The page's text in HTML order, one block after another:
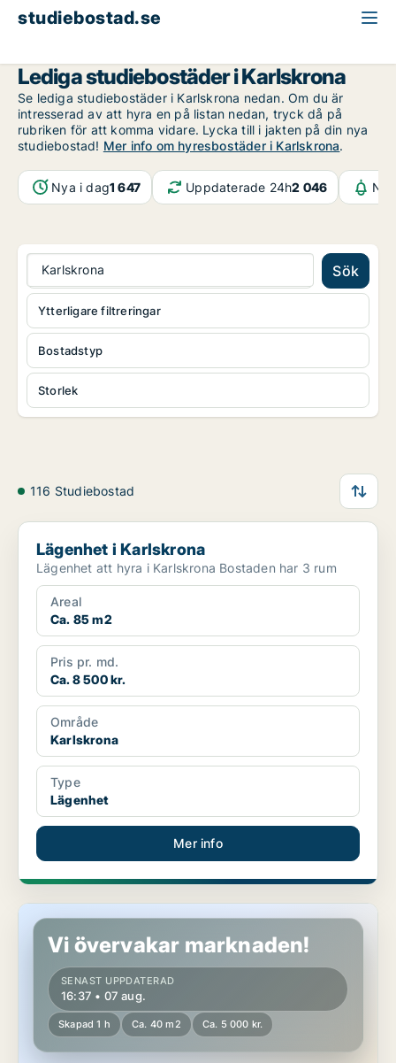
studiebostad.se
Lediga studiebostäder i Karlskrona
Se lediga studiebostäder i Karlskrona nedan. Om du är
intresserad av att hyra en på listan nedan, tryck då på
rubriken för att komma vidare. Lycka till i jakten på din nya
studiebostad! Mer info om hyresbostäder i Karlskrona.
Nya i dag1 647 Uppdaterade 24h2 046
Karlskrona Sök
Bostadstyp
Storlek
Ytterligare filtreringar
116 Studiebostad
Lägenhet i Karlskrona
Lägenhet i Karlskrona
Lägenhet att hyra i Karlskrona Bostaden har 3 rum
Areal
Ca. 85 m2
Pris pr. md.
Ca. 8 500 kr.
Område
Karlskrona
Type
Lägenhet
Mer info
Lägenhet i Karlskrona
Vi övervakar marknaden!
SENAST UPPDATERAD
16:37 • 07 aug.
Skapad 1 h Ca. 40 m2 Ca. 5 000 kr.